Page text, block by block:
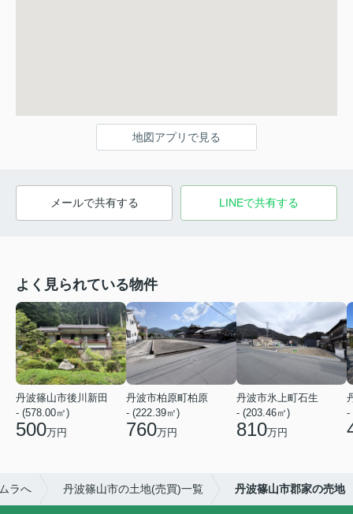
地図アプリで見る
メールで共有する LINEで共有する
よく見られている物件
丹波篠山市後川新田
- (578.00㎡)
500万円
丹波市柏原町柏原
- (222.39㎡)
760万円
丹波市氷上町石生
- (203.46㎡)
810万円
-
ラへ 丹波篠山市の土地(売買)一覧 丹波篠山市郡家の売地